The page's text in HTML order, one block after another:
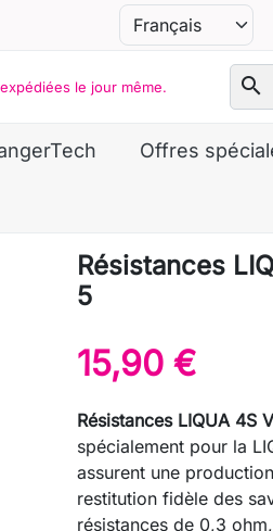
le jour même. search
Offres
Résistances
5
15,90 €
Résistances LIQUA 4S
spécialement pour la
assurent une
restitution fidèle des
résistances de 0,3